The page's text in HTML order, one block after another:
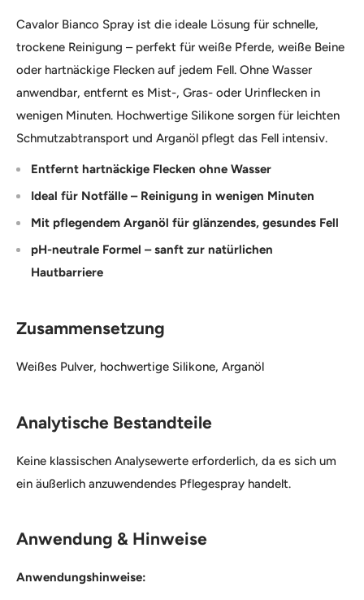
Cavalor Bianco Spray ist die ideale Lösung für schnelle,
trockene Reinigung – perfekt für weiße Pferde, weiße Beine
oder hartnäckige Flecken auf jedem Fell. Ohne Wasser
anwendbar, entfernt es Mist-, Gras- oder Urinflecken in
wenigen Minuten. Hochwertige Silikone sorgen für leichten
Schmutzabtransport und Arganöl pflegt das Fell intensiv.
Entfernt hartnäckige Flecken ohne Wasser
Ideal für Notfälle – Reinigung in wenigen Minuten
Mit pflegendem Arganöl für glänzendes, gesundes Fell
pH-neutrale Formel – sanft zur natürlichen
Hautbarriere
Zusammensetzung
Weißes Pulver, hochwertige Silikone, Arganöl
Analytische Bestandteile
Keine klassischen Analysewerte erforderlich, da es sich um
ein äußerlich anzuwendendes Pflegespray handelt.
Anwendung & Hinweise
Anwendungshinweise: